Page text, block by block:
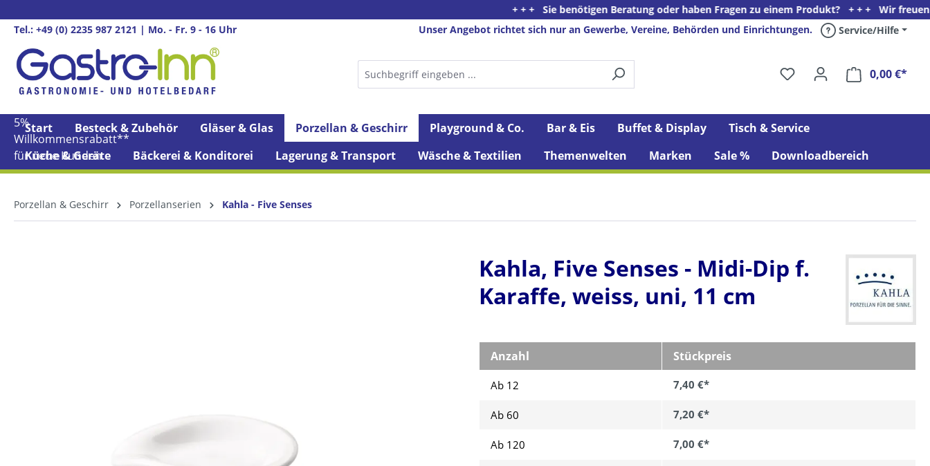
Zur Hauptnavigation springen
+ + + Sie benötigen Beratung oder haben Fragen zu einem Produkt? + + + Wir freuen uns
Tel.: +49 (0) 2235 987 2121 | Mo. - Fr. 9 - 16 Uhr
Unser Angebot richtet sich nur an Gewerbe, Vereine, Behörden und Einrichtungen. Service/Hilfe
0,00 €*
5%
Willkommens­rabatt**
für neue Kunden
Start Besteck & Zubehör Gläser & Glas Porzellan & Geschirr Playground & Co. Bar & Eis Buffet & Display
Tisch & Service
Küche & Geräte
Bäckerei & Konditorei Lagerung & Transport Wäsche & Textilien Themenwelten Marken Sale % Downloadbereich
Porzellan & Geschirr Porzellanserien Kahla - Five Senses
Kahla, Five Senses - Midi-Dip f.
Karaffe, weiss, uni, 11 cm
Anzahl Stückpreis
Ab 12 7,40 €*
Ab 60 7,20 €*
Ab 120 7,00 €*